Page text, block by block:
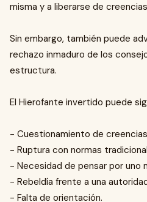
misma y a liberarse de
Sin embargo, también puede
rechazo inmaduro de los
estructura.
El Hierofante invertido puede
- Cuestionamiento de
- Ruptura con normas
- Necesidad de pensar por uno
- Rebeldía frente a una
- Falta de orientación.